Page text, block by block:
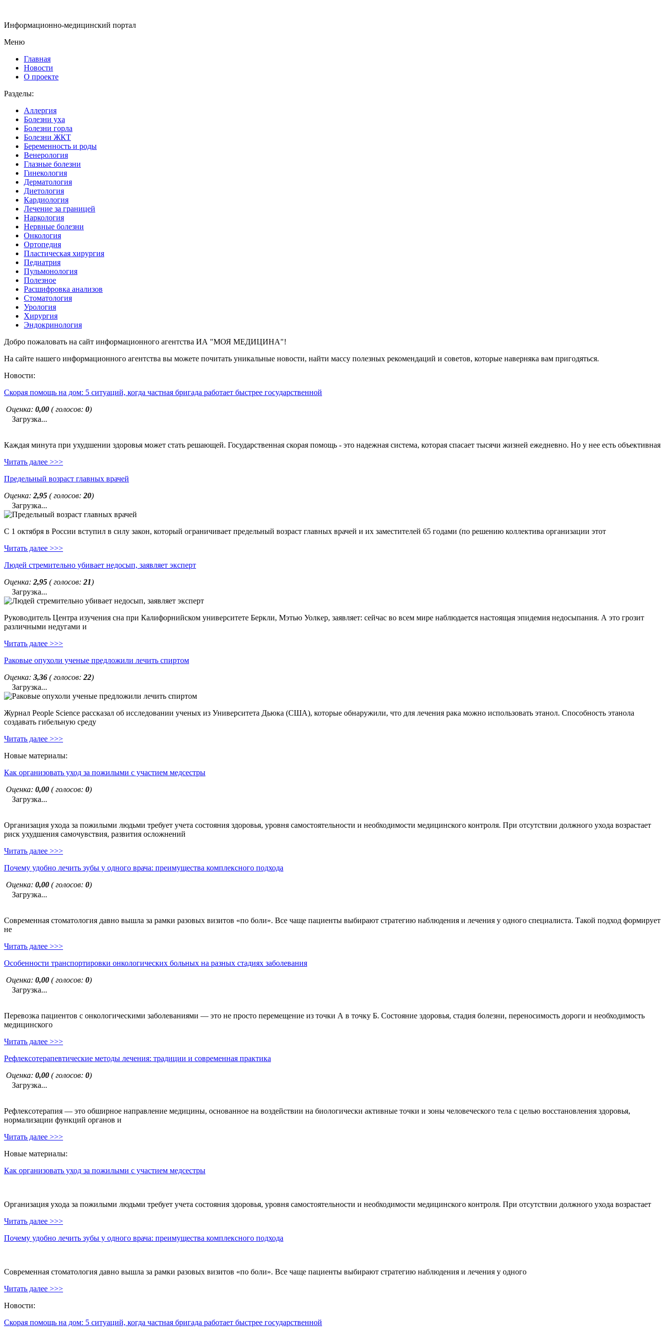
Информационно-медицинский портал
Меню
Главная
Новости
О проекте
Разделы:
Аллергия
Болезни уха
Болезни горла
Болезни ЖКТ
Беременность и роды
Венерология
Глазные болезни
Гинекология
Дерматология
Диетология
Кардиология
Лечение за границей
Наркология
Нервные болезни
Онкология
Ортопедия
Пластическая хирургия
Педиатрия
Пульмонология
Полезное
Расшифровка анализов
Стоматология
Урология
Хирургия
Эндокринология
Добро пожаловать на сайт информационного агентства ИА "МОЯ МЕДИЦИНА"!
На сайте нашего информационного агентства вы можете почитать уникальные новости, найти массу полезных рекомендаций и советов, которые наверняка вам пригодяться.
Новости:
Скорая помощь на дом: 5 ситуаций, когда частная бригада работает быстрее государственной
Оценка: 0,00 ( голосов: 0)
Загрузка...
Каждая минута при ухудшении здоровья может стать решающей. Государственная скорая помощь - это надежная система, которая спасает тысячи жизней ежедневно. Но у нее есть объективная
Читать далее >>>
Предельный возраст главных врачей
Оценка: 2,95 ( голосов: 20)
Загрузка...
С 1 октября в России вступил в силу закон, который ограничивает предельный возраст главных врачей и их заместителей 65 годами (по решению коллектива организации этот
Читать далее >>>
Людей стремительно убивает недосып, заявляет эксперт
Оценка: 2,95 ( голосов: 21)
Загрузка...
Руководитель Центра изучения сна при Калифорнийском университете Беркли, Мэтью Уолкер, заявляет: сейчас во всем мире наблюдается настоящая эпидемия недосыпания. А это грозит
различными недугами и
Читать далее >>>
Раковые опухоли ученые предложили лечить спиртом
Оценка: 3,36 ( голосов: 22)
Загрузка...
Журнал People Science рассказал об исследовании ученых из Университета Дьюка (США), которые обнаружили, что для лечения рака можно использовать этанол. Способность этанола
создавать гибельную среду
Читать далее >>>
Новые материалы:
Как организовать уход за пожилыми с участием медсестры
Оценка: 0,00 ( голосов: 0)
Загрузка...
Организация ухода за пожилыми людьми требует учета состояния здоровья, уровня самостоятельности и необходимости медицинского контроля. При отсутствии должного ухода возрастает
риск ухудшения самочувствия, развития осложнений
Читать далее >>>
Почему удобно лечить зубы у одного врача: преимущества комплексного подхода
Оценка: 0,00 ( голосов: 0)
Загрузка...
Современная стоматология давно вышла за рамки разовых визитов «по боли». Все чаще пациенты выбирают стратегию наблюдения и лечения у одного специалиста. Такой подход формирует
не
Читать далее >>>
Особенности транспортировки онкологических больных на разных стадиях заболевания
Оценка: 0,00 ( голосов: 0)
Загрузка...
Перевозка пациентов с онкологическими заболеваниями — это не просто перемещение из точки А в точку Б. Состояние здоровья, стадия болезни, переносимость дороги и необходимость
медицинского
Читать далее >>>
Рефлексотерапевтические методы лечения: традиции и современная практика
Оценка: 0,00 ( голосов: 0)
Загрузка...
Рефлексотерапия — это обширное направление медицины, основанное на воздействии на биологически активные точки и зоны человеческого тела с целью восстановления здоровья,
нормализации функций органов и
Читать далее >>>
Новые материалы:
Как организовать уход за пожилыми с участием медсестры
Организация ухода за пожилыми людьми требует учета состояния здоровья, уровня самостоятельности и необходимости медицинского контроля. При отсутствии должного ухода возрастает
Читать далее >>>
Почему удобно лечить зубы у одного врача: преимущества комплексного подхода
Современная стоматология давно вышла за рамки разовых визитов «по боли». Все чаще пациенты выбирают стратегию наблюдения и лечения у одного
Читать далее >>>
Новости:
Скорая помощь на дом: 5 ситуаций, когда частная бригада работает быстрее государственной